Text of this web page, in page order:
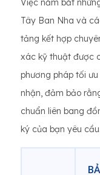
Việc nắm bắt
Tây Ban Nha và
tảng kết hợp
xác kỹ thuật được
phương pháp tối
nhận, đảm bảo
chuẩn liên bang
ký của bạn yêu cầu.